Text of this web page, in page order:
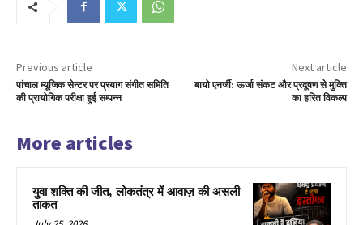
Previous article
पांचाल म्यूजिक सेन्टर पर प्रयाग संगीत समिति
की प्रायोगिक परीक्षा हुई सम्पन्न
Next article
बायो एनर्जी: ऊर्जा संकट और प्रदूषण से मुक्ति
का हरित विकल्प
More articles
युवा शक्ति की जीत, लोकतंत्र में आवाज़ की असली
ताकत